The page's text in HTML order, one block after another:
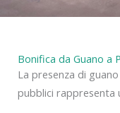
Bonifica da Guano a
La presenza di
pubblici rappresenta